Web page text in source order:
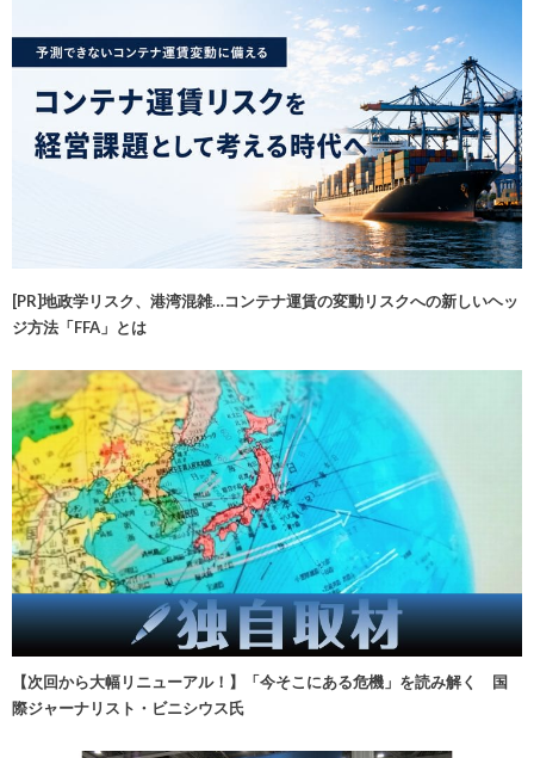
[PR]地政学リスク、港湾混雑…コンテナ運賃の変動リスクへの新しいヘッ
ジ方法「FFA」とは
【次回から大幅リニューアル！】「今そこにある危機」を読み解く 国
際ジャーナリスト・ビニシウス氏